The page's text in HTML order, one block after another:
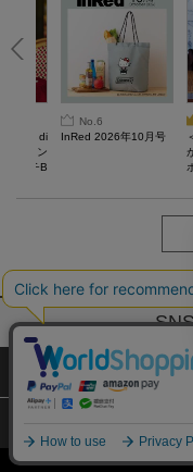
di
ティン
ポーチB
No.6
InRed 2026年10月号
サイトマップ
Copyright (c)